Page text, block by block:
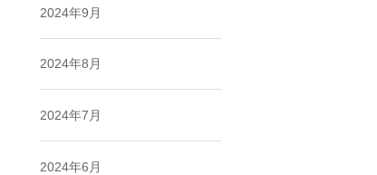
2024年9月
2024年8月
2024年7月
2024年6月